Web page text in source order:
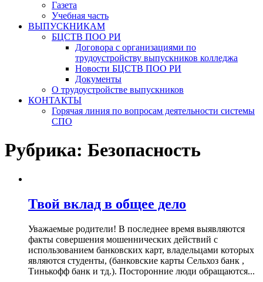
Газета
Учебная часть
ВЫПУСКНИКАМ
БЦСТВ ПОО РИ
Договора с организациями по
трудоустройству выпускников колледжа
Новости БЦСТВ ПОО РИ
Документы
О трудоустройстве выпускников
КОНТАКТЫ
Горячая линия по вопросам деятельности системы
СПО
Рубрика: Безопасность
Твой вклад в общее дело
Уважаемые родители! В последнее время выявляются
факты совершения мошеннических действий с
использованием банковских карт, владельцами которых
являются студенты, (банковские карты Сельхоз банк ,
Тинькофф банк и тд.). Посторонние люди обращаются...